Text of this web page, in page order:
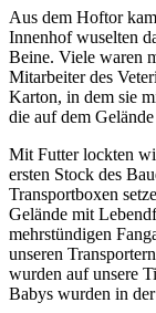
Aus dem Hoftor
Innenhof wuselten
Beine. Viele waren
Mitarbeiter des
Karton, in dem sie
die auf dem
Mit Futter lockten
ersten Stock des
Transportboxen
Gelände mit
mehrstündigen
unseren
wurden auf unsere
Babys wurden in